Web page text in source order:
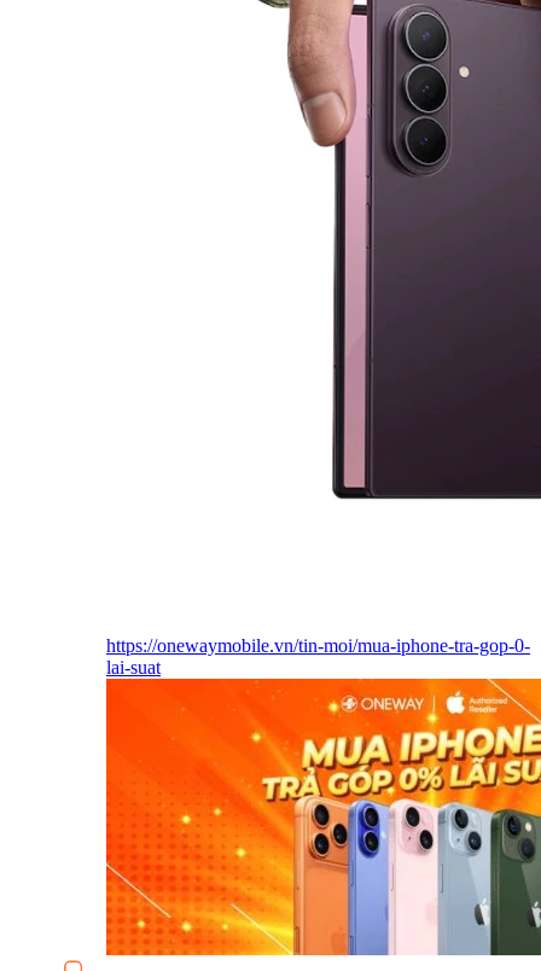
https://onewaymobile.vn/tin-moi/mua-iphone-tra-gop-0-
lai-suat